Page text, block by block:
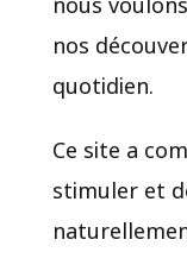
nos
quotidien.​
Ce site a
stimuler et